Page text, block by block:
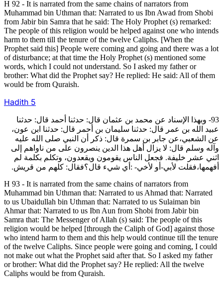
H 92 - It is narrated from the same chains of narrators from
Muhammad bin Uthman that: Narrated to us Ibn Awad from Shobi
from Jabir bin Samra that he said: The Holy Prophet (s) remarked:
The people of this religion would be helped against one who intends
harm to them till the tenure of the twelve Caliphs. [When the
Prophet said this] People were coming and going and there was a lot
of disturbance; at that time the Holy Prophet (s) mentioned some
words, which I could not understand. So I asked my father or
brother: What did the Prophet say? He replied: He said: All of them
would be from Quraish.
Hadith 5
93- وبهذا الإسناد عن محمد بن عثمان قال: حدثنا أحمد قال: حدثنا
عبيد الله بن عمر قال: حدثنا سليمان بن أحمر قال: حدثنا ابن عون،
عن الشعبي،عن جابر بن سمرة قال: ذكر أن النبي صلى الله عليه
وآله وسلم قال: لا يزال أهل هذا الدين ينصرون على من ناواهم إلى
اثني عشر خليفة. فجعل الناس يقومون ويقعدون، وتكلم بكلمة لم
أفهمها،فقلت لأبي-أو لأخي- :أي شي‏ء قال؟فقال: كلهم من قريش.
H 93 - It is narrated from the same chains of narrators from
Muhammad bin Uthman that: Narrated to us Ahmad that: Narrated
to us Ubaidullah bin Uthman that: Narrated to us Sulaiman bin
Ahmar that: Narrated to us Ibn Aun from Shobi from Jabir bin
Samra that: The Messenger of Allah (s) said: The people of this
religion would be helped [through the Caliph of God] against those
who intend harm to them and this help would continue till the tenure
of the twelve Caliphs. Since people were going and coming, I could
not make out what the Prophet said after that. So I asked my father
or brother: What did the Prophet say? He replied: All the twelve
Caliphs would be from Quraish.